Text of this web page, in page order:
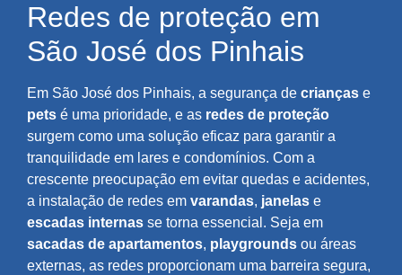
Redes de proteção em
São José dos Pinhais
Em São José dos Pinhais, a segurança de crianças e
pets é uma prioridade, e as redes de proteção
surgem como uma solução eficaz para garantir a
tranquilidade em lares e condomínios. Com a
crescente preocupação em evitar quedas e acidentes,
a instalação de redes em varandas, janelas e
escadas internas se torna essencial. Seja em
sacadas de apartamentos, playgrounds ou áreas
externas, as redes proporcionam uma barreira segura,